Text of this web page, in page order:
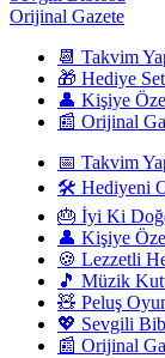
Orijinal Gazete
📆 Takvim
🎁 Hediye
👤 Kişiye
📰 Orijinal
📅 Takvim
🛠️ Hediyeni
🎂 İyi Ki
👤 Kişiye
🍪 Lezzetli
🎵 Müzik
🧸 Peluş
💖 Sevgili
📰 Orijinal